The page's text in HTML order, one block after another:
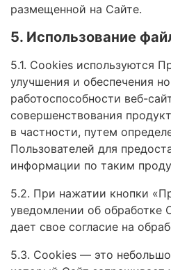
размещенной на Сайте.
5. Использование
5.1. Сookies используются
улучшения и обеспечения
работоспособности веб-
совершенствования
в частности, путем
Пользователей для
информации по таким
5.2. При нажатии кнопки
уведомлении об обработке
дает свое согласие на
5.3. Сookies — это